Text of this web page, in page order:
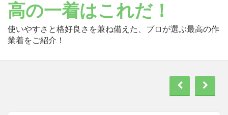
高の一着はこれだ！
使いやすさと格好良さを兼ね備えた、プロが選ぶ最高の作
業着をご紹介！